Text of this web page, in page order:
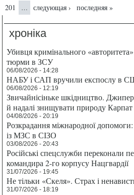
201
… следующая › последняя »
хроніка
Убивця кримінального
тюрми в ЗСУ
06/08/2026 - 14:28
НАБУ і САП вручили експослу в
06/08/2026 - 12:19
Звичайнісіньке шкідництво.
й надалі знищувати природу Карпат
04/08/2026 - 20:19
Розкрадання міжнародної
із МЗС в СІЗО
03/08/2026 - 20:43
Російські спецслужби переконали
командира 2-го корпусу Нацгвардії
31/07/2026 - 19:45
Не тільки «Скеля». Страх і
31/07/2026 - 18:19